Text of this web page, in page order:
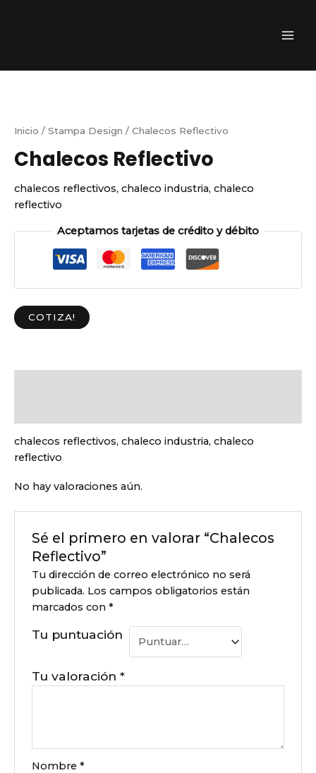
Inicio / Stampa Design / Chalecos Reflectivo
Chalecos Reflectivo
chalecos reflectivos, chaleco industria, chaleco
reflectivo
Aceptamos tarjetas de crédito y débito
COTIZA!
chalecos reflectivos, chaleco industria, chaleco
reflectivo
No hay valoraciones aún.
Sé el primero en valorar “Chalecos
Reflectivo”
Tu dirección de correo electrónico no será
publicada. Los campos obligatorios están
marcados con*
Tu puntuación
Tu valoración*
Nombre*